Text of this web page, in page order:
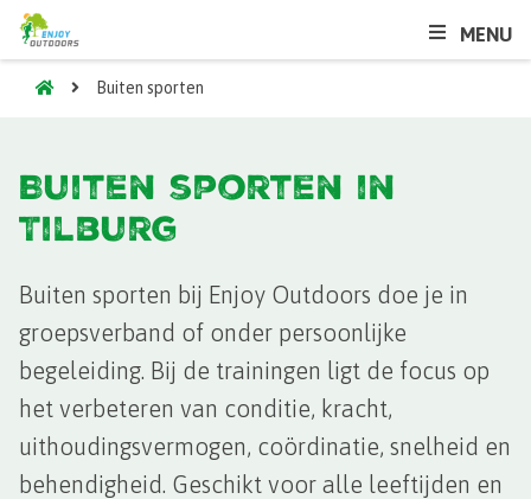
MENU
Buiten sporten
Buiten sporten in
Tilburg
Buiten sporten bij Enjoy Outdoors doe je in
groepsverband of onder persoonlijke
begeleiding. Bij de trainingen ligt de focus op
het verbeteren van conditie, kracht,
uithoudingsvermogen, coördinatie, snelheid en
behendigheid. Geschikt voor alle leeftijden en